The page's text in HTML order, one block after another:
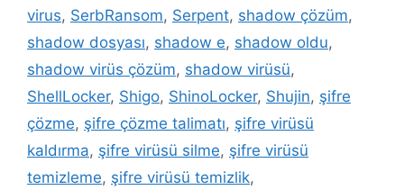
virus, SerbRansom, Serpent, shadow çözüm,
shadow dosyası, shadow e, shadow oldu,
shadow virüs çözüm, shadow virüsü,
ShellLocker, Shigo, ShinoLocker, Shujin, şifre
çözme, şifre çözme talimatı, şifre virüsü
kaldırma, şifre virüsü silme, şifre virüsü
temizleme, şifre virüsü temizlik,